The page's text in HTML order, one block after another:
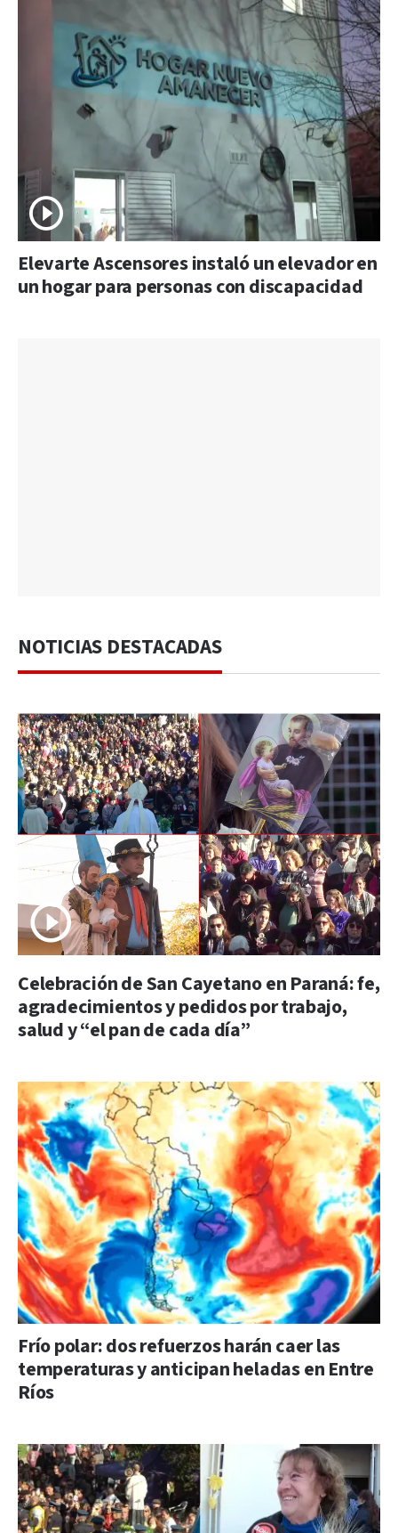
Elevarte Ascensores instaló un elevador en
un hogar para personas con discapacidad
NOTICIAS DESTACADAS
Celebración de San Cayetano en Paraná: fe,
agradecimientos y pedidos por trabajo,
salud y “el pan de cada día”
Frío polar: dos refuerzos harán caer las
temperaturas y anticipan heladas en Entre
Ríos